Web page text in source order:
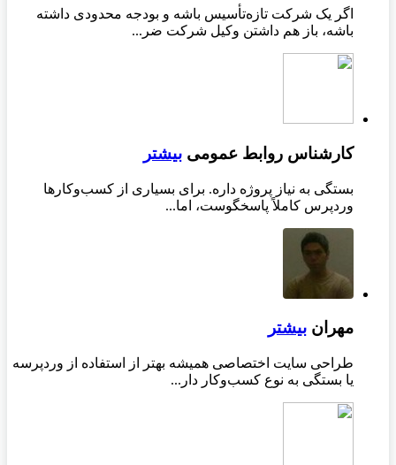
اگر یک شرکت تازه‌تأسیس باشه و بودجه محدودی داشته
باشه، باز هم داشتن وکیل شرکت ضر...
کارشناس روابط عمومی بیشتر
بستگی به نیاز پروژه داره. برای بسیاری از کسب‌وکارها
وردپرس کاملاً پاسخگوست، اما...
مهران بیشتر
طراحی سایت اختصاصی همیشه بهتر از استفاده از وردپرسه
یا بستگی به نوع کسب‌وکار دار...